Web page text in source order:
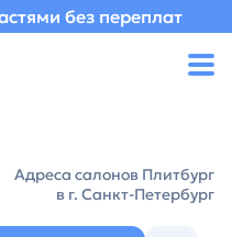
без переплат
Адреса салонов Плитбург
в г. Санкт-Петербург